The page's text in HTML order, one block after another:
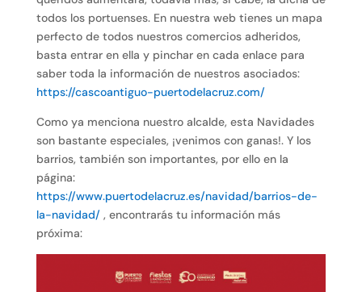
todos los portuenses. En nuestra web tienes un mapa
perfecto de todos nuestros comercios adheridos,
basta entrar en ella y pinchar en cada enlace para
saber toda la información de nuestros asociados:
https://cascoantiguo-puertodelacruz.com/
Como ya menciona nuestro alcalde, esta Navidades
son bastante especiales, ¡venimos con ganas!. Y los
barrios, también son importantes, por ello en la
página:
https://www.puertodelacruz.es/navidad/barrios-de-
la-navidad/, encontrarás tu información más
próxima: